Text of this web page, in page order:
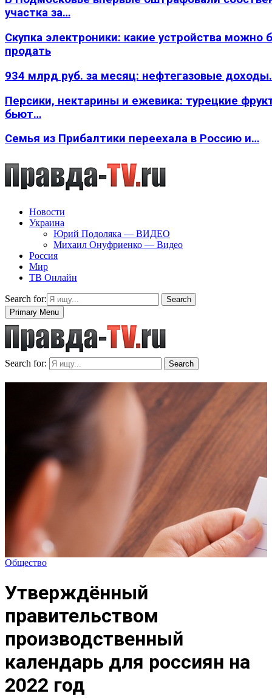
участка за…
Скупка электроники: какие устройства можно
продать
934 млрд руб. за месяц: нефтегазовые
Персики, нектарины и ежевика: турецкие
бьют…
Семья из Прибалтики переехала в Россию и…
Новости
Украина
Юрий Подоляка — ВИДЕО
Михаил Онуфриенко — Видео
Россия
Мир
ТВ Онлайн
Search for:
Search
Primary Menu
Search for: Search
Общество
Утверждённый
правительством
производственный
календарь для россиян на
2022 год